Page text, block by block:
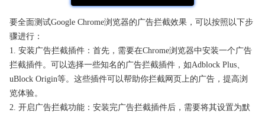
要全面测试Google Chrome浏览器的广告拦截效果，可以按照以下步
骤进行：
1. 安装广告拦截插件：首先，需要在Chrome浏览器中安装一个广告
拦截插件。可以选择一些知名的广告拦截插件，如Adblock Plus、
uBlock Origin等。这些插件可以帮助你拦截网页上的广告，提高浏
览体验。
2. 开启广告拦截功能：安装完广告拦截插件后，需要将其设置为默